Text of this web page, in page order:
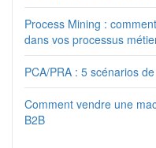
Process Mining :
dans vos processus
PCA/PRA : 5 scénarios
Comment vendre une
B2B